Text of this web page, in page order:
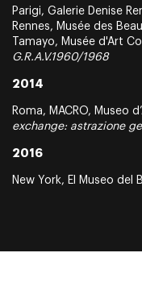
Parigi, Galerie Denise
Rennes, Musée des
Tamayo, Musée d'Art
G.R.A.V.1960/1968
2014
Roma, MACRO, Museo
exchange: astrazione
2016
New York, El Museo del